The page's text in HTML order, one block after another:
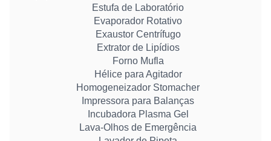
Estufa de Laboratório
Evaporador Rotativo
Exaustor Centrífugo
Extrator de Lipídios
Forno Mufla
Hélice para Agitador
Homogeneizador Stomacher
Impressora para Balanças
Incubadora Plasma Gel
Lava-Olhos de Emergência